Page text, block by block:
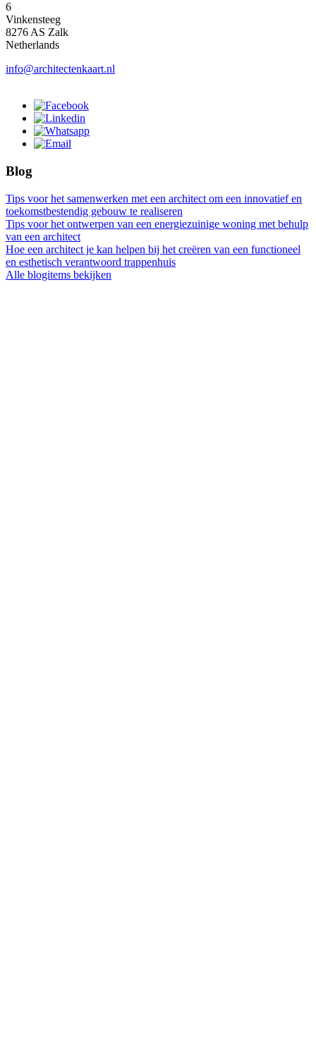
6
Vinkensteeg
8276 AS Zalk
Netherlands
info@architectenkaart.nl
Blog
Tips voor het samenwerken met een architect om een innovatief en
toekomstbestendig gebouw te realiseren
Tips voor het ontwerpen van een energiezuinige woning met behulp
van een architect
Hoe een architect je kan helpen bij het creëren van een functioneel
en esthetisch verantwoord trappenhuis
Alle blogitems bekijken